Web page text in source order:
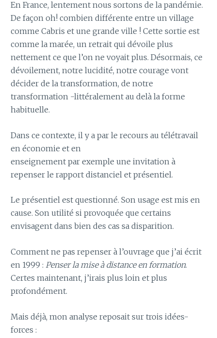
En France, lentement nous sortons de la pandémie.
De façon oh! combien différente entre un village
comme Cabris et une grande ville ! Cette sortie est
comme la marée, un retrait qui dévoile plus
nettement ce que l’on ne voyait plus. Désormais, ce
dévoilement, notre lucidité, notre courage vont
décider de la transformation, de notre
transformation -littéralement au delà la forme
habituelle.
Dans ce contexte, il y a par le recours au télétravail
en économie et en
enseignement par exemple une invitation à
repenser le rapport distanciel et présentiel.
Le présentiel est questionné. Son usage est mis en
cause. Son utilité si provoquée que certains
envisagent dans bien des cas sa disparition.
Comment ne pas repenser à l’ouvrage que j’ai écrit
en 1999 : Penser la mise à distance en formation.
Certes maintenant, j’irais plus loin et plus
profondément.
Mais déjà, mon analyse reposait sur trois idées-
forces :